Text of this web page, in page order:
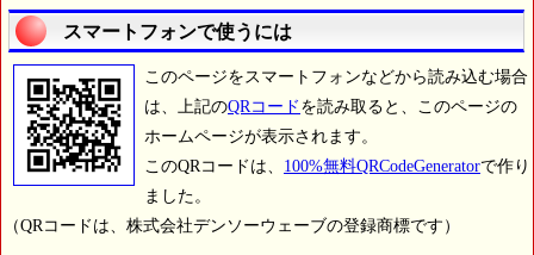
スマートフォンで使うには
このページをスマートフォンなどから読み込む場合
は、上記のQRコード を読み取ると、このページの
ホームページが表示されます。
このQRコードは、 100%無料QRCodeGeneratorで作り
ました。
（QRコードは、株式会社デンソーウェーブの登録商標です）